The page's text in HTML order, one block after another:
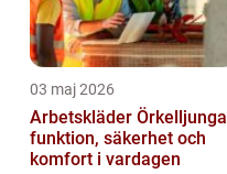
03 maj 2026
Arbetskläder Örkelljunga
funktion, säkerhet och
komfort i vardagen